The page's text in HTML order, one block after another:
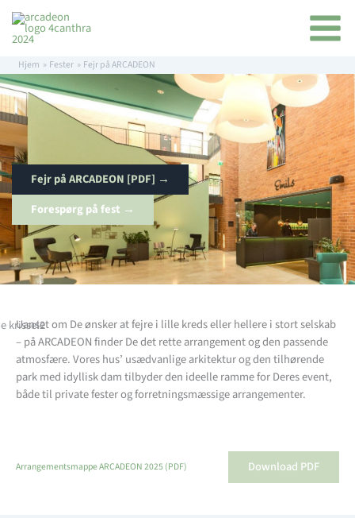
indhold
indholdet
Hjem Fester Fejr på ARCADEON
Fejr på ARCADEON [PDF] →
Forespørg på fest →
Uanset om De ønsker at fejre i lille kreds eller hellere i stort selskab
– på ARCADEON finder De det rette arrangement og den passende
atmosfære. Vores hus’ usædvanlige arkitektur og den tilhørende
park med idyllisk dam tilbyder den ideelle ramme for Deres event,
både til private fester og forretningsmæssige arrangementer.
Arrangementsmappe ARCADEON 2025 (PDF) Download PDF